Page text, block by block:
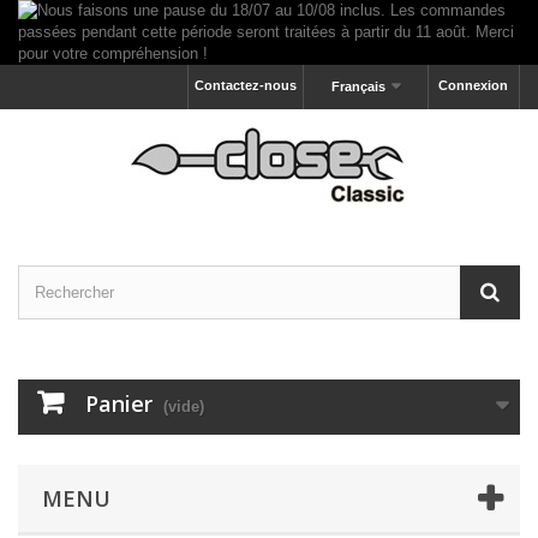
Connexion
Français
Contactez-nous
Panier (vide)
MENU